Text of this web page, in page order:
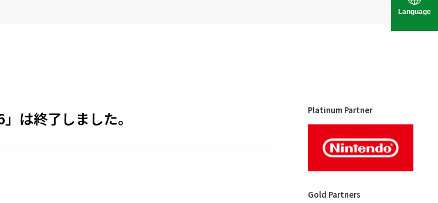
Language
は終了しました。 Platinum Partner
Gold Partners